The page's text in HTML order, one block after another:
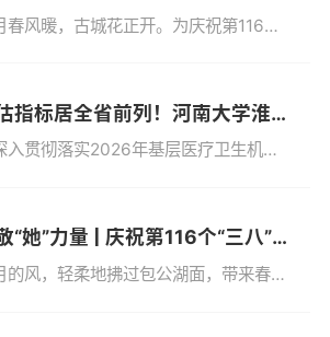
三月春风暖，古城花正开。为庆祝第116个“三八”国际劳动妇女节，丰富女职工文化生活，3月8日上午，河南大学淮河医院工会组织开展“三八节系列活动之‘春风登城阙·巾帼踏青行’城墙踏青活动”。来自全院各科室的女职工齐聚开封古城墙大梁门，登城踏青、赏春游览，在千年古城的春光中度过了一个轻松愉快的节日。活动当天，春风和煦，古城墙在阳光下显得格外雄浑厚重。大家从大梁门登上城墙，漫步城阙之上，远眺...
评估指标居全省前列！河南大学淮河医院受邀参加2026年基层骨干医师专病专科临床进修工作培训班
为深入贯彻落实2026年基层医疗卫生机构骨干医师专病专科培训方案要求，规范进修培训管理、提升培训实效，3月6日，河南省卫生健康委举办的2026年基层骨干医师专病专科临床进修工作培训班在郑州顺利召开。第二临床医学院（淮河医院）副院长石贞玉，研究生与毕业后教育办公室副主任、继续教育办公室主任李冰梅受河南省卫生健康委特邀参加会议，李冰梅代表医院作专题汇报。基层卫生健康处处长戴能光出席会议并指导工作。...
致敬“她”力量 | 庆祝第116个“三八”国际妇女节，致河南大学淮河医院每一位闪光的你
三月的风，轻柔地拂过包公湖面，带来春的消息。医院的清晨，总比城市醒得更早一些。门诊大厅的灯光次第亮起，走廊里回荡着细碎而坚定的脚步声——有人刚刚结束一夜的守候，有人正翻开新一天的查房记录；有人在病历上认真书写，有人在仪器旁专注调试。城市尚在梦乡，而这里，已然苏醒。在这些忙碌的身影中，有一个共同的名字——她们。在第116个“三八”国际劳动妇女节来临之际，河南大学淮河医院工会，向全院每一位辛勤付出...